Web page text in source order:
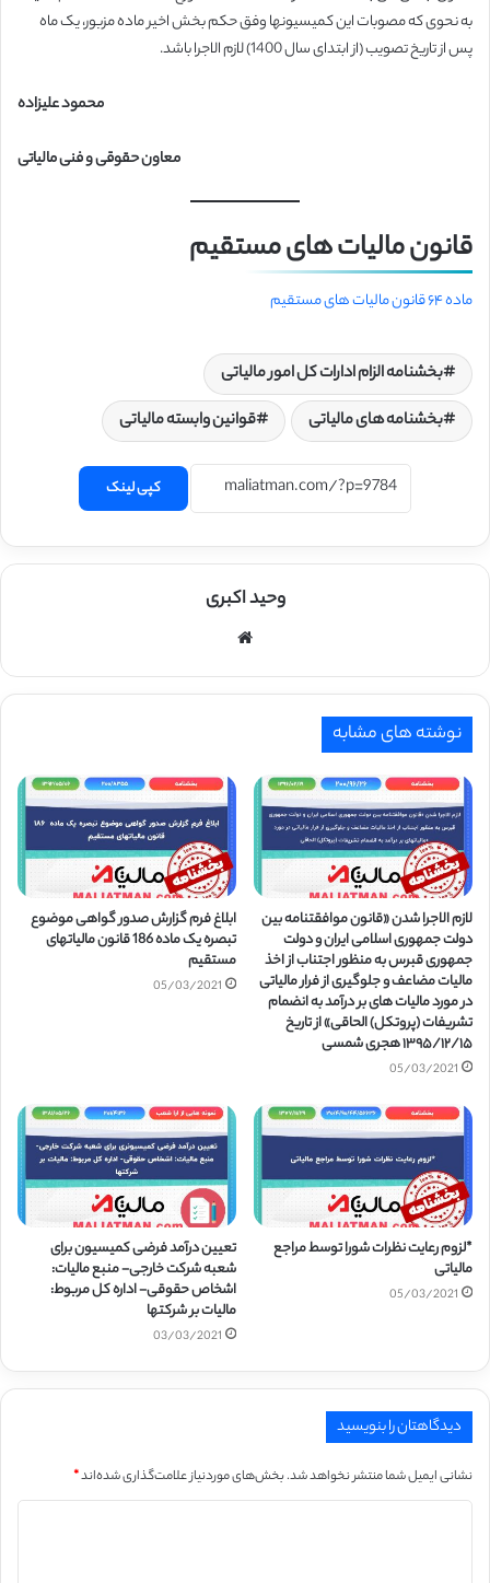
به نحوی که مصوبات این کمیسیون­ها وفق حکم بخش اخیر ماده مزبور، یک ماه
پس از تاریخ تصویب (از ابتدای سال 1400) لازم الاجرا باشد.
محمود علیزاده
معاون حقوقی و فنی مالیاتی
قانون مالیات های مستقیم
ماده ۶۴ قانون مالیات های مستقیم
بخشنامه الزام ادارات کل امور مالیاتی
بخشنامه های مالیاتی
قوانین وابسته مالیاتی
کپی لینک
وحید اکبری
نوشته های مشابه
لازم­ الاجرا شدن «قانون موافقتنامه بین
دولت جمهوری اسلامی ایران و دولت
جمهوری قبرس به منظور اجتناب از اخذ
مالیات مضاعف و جلوگیری از فرار مالیاتی
در مورد مالیات­ های بر درآمد به انضمام
تشریفات (پروتکل) الحاقی» از تاریخ
۱۳۹۵/۱۲/۱۵ هجری شمسی
05/03/2021
ابلاغ فرم گزارش صدور گواهی موضوع
تبصره یک ماده 186 قانون مالیاتهای
مستقیم
05/03/2021
*لزوم رعایت نظرات شورا توسط مراجع
مالیاتی
05/03/2021
تعیین درآمد فرضی کمیسیون برای
شعبه شرکت خارجی- منبع مالیات:
اشخاص حقوقی- اداره کل مربوط:
مالیات بر شرکتها
03/03/2021
دیدگاهتان را بنویسید
نشانی ایمیل شما منتشر نخواهد شد.بخش‌های موردنیاز علامت‌گذاری شده‌اند*